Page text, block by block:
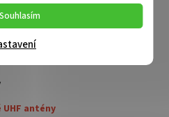
Souhlasím
km/h : 2,7 kg
antény